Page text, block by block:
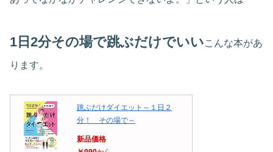
1日2分その場で跳ぶだけでいいこんな本があ
ります。
跳ぶだけダイエット～１日２
分！ その場で～
新品価格